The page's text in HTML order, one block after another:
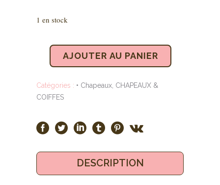
1 en stock
AJOUTER AU PANIER
Catégories : • Chapeaux CHAPEAUX &
COIFFES
DESCRIPTION